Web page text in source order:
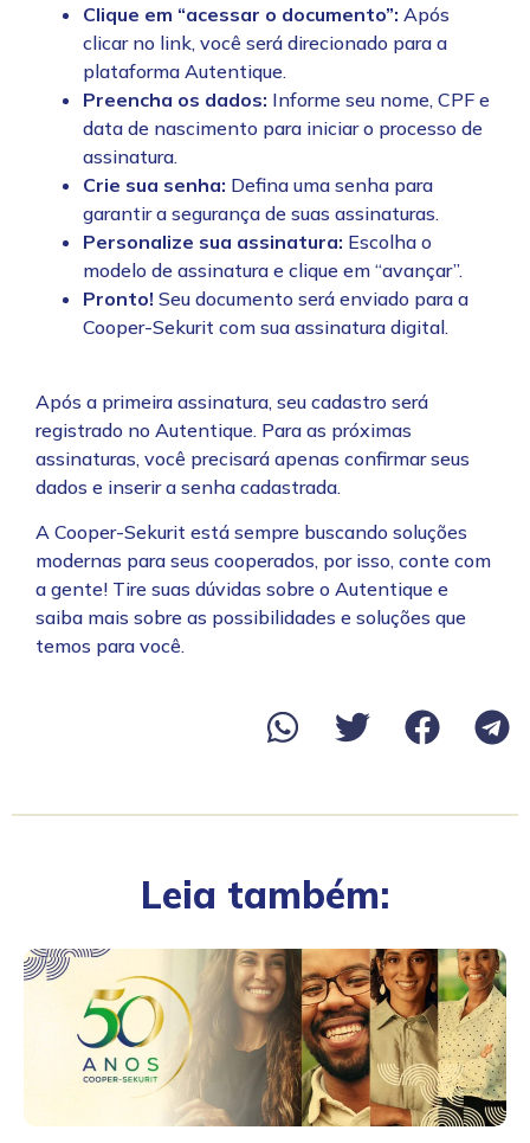
Clique em “acessar o documento”: Após
clicar no link, você será direcionado para a
plataforma Autentique.
Preencha os dados: Informe seu nome, CPF e
data de nascimento para iniciar o processo de
assinatura.
Crie sua senha: Defina uma senha para
garantir a segurança de suas assinaturas.
Personalize sua assinatura: Escolha o
modelo de assinatura e clique em “avançar”.
Pronto! Seu documento será enviado para a
Cooper-Sekurit com sua assinatura digital.
Após a primeira assinatura, seu cadastro será
registrado no Autentique. Para as próximas
assinaturas, você precisará apenas confirmar seus
dados e inserir a senha cadastrada.
A Cooper-Sekurit está sempre buscando soluções
modernas para seus cooperados, por isso, conte com
a gente! Tire suas dúvidas sobre o Autentique e
saiba mais sobre as possibilidades e soluções que
temos para você.
Leia também: